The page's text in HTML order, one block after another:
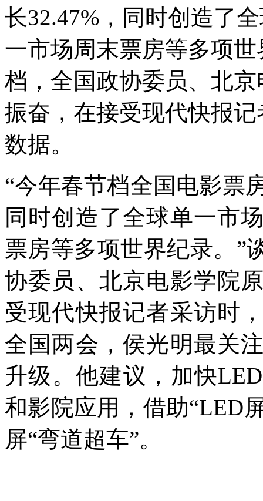
长32.47%，同时创造了
一市场周末票房等多项
档，全国政协委员、北
振奋，在接受现代快报
数据。
“今年春节档全国电影票
同时创造了全球单一市
票房等多项世界纪录。”
协委员、北京电影学院
受现代快报记者采访时
全国两会，侯光明最关
升级。他建议，加快
和影院应用，借助“LED
屏“弯道超车”。